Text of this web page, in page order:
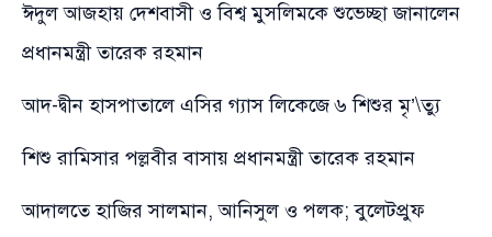
ঈদুল আজহায় দেশবাসী ও বিশ্ব মুসলিমকে শুভেচ্ছা জানালেন
প্রধানমন্ত্রী তারেক রহমান
আদ-দ্বীন হাসপাতালে এসির গ্যাস লিকেজে ৬ শিশুর মৃ’\ত্যু
শিশু রামিসার পল্লবীর বাসায় প্রধানমন্ত্রী তারেক রহমান
আদালতে হাজির সালমান, আনিসুল ও পলক; বুলেটপ্রুফ